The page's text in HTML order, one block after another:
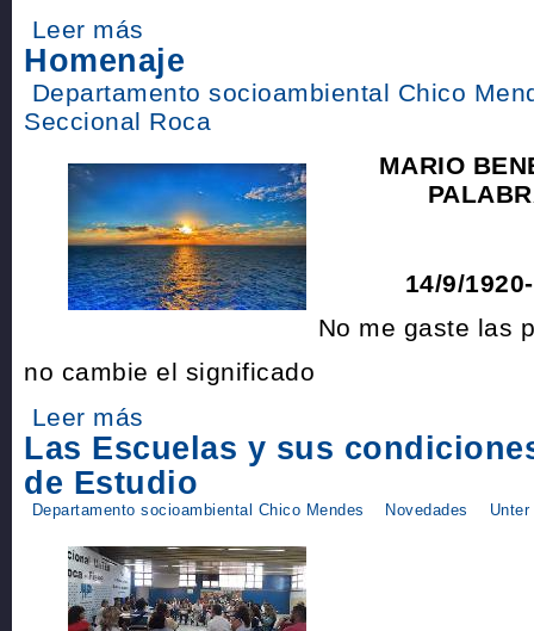
Leer más
Homenaje
Departamento socioambiental Chico
Seccional Roca
MARIO
14/9/
No me gaste las
no cambie el significado
Leer más
Las Escuelas y sus
de Estudio
Departamento socioambiental Chico Mendes Novedades